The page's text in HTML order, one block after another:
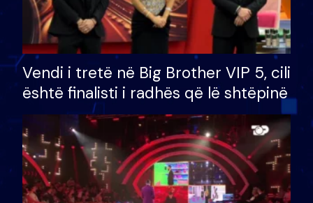
Vendi i tretë në Big Brother VIP 5, cili
është finalisti i radhës që lë shtëpinë